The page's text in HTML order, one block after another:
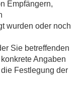
Empfängern,
wurden oder noch
Sie betreffenden
Angaben
Festlegung der